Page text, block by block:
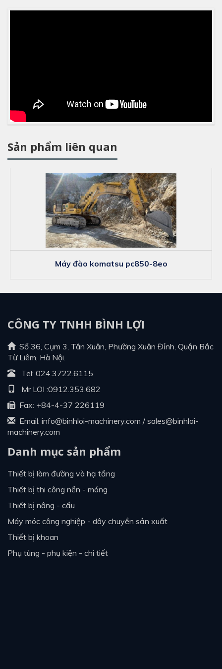
Sản phẩm liên quan
máy đào komatsu pc850-8eo
CÔNG TY TNHH BÌNH LỢI
Số 36, Cụm 3, Tân Xuân, Phường Xuân Đỉnh, Quận Bắc
Từ Liêm, Hà Nội.
Tel: 024.3722.6115
Mr LOI :0912.353.682
Fax: +84-4-37 226119
Email: info@binhloi-machinery.com / sales@binhloi-
machinery.com
Danh mục sản phẩm
thiết bị làm đường và hạ tầng
thiết bị thi công nền - móng
thiết bị nâng - cẩu
máy móc công nghiệp - dây chuyền sản xuất
thiết bị khoan
phụ tùng - phụ kiện - chi tiết